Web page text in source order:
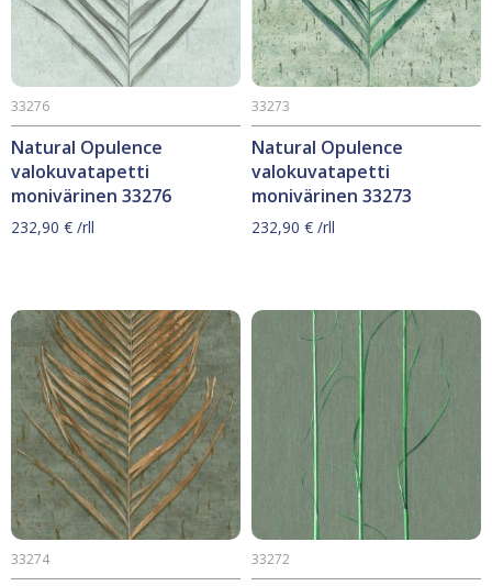
Natural Opulence
valokuvatapetti
monivärinen 33276
33276
232,90 € /rll
Natural Opulence
valokuvatapetti
monivärinen 33273
33273
232,90 € /rll
33274 33272